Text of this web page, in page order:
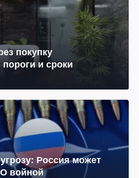
покупку
и сроки
Россия может
войной